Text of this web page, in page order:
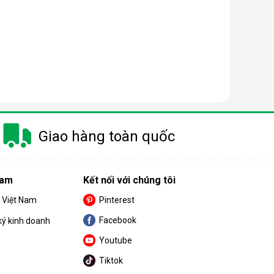
gian có diện tích nhỏ.
Giao hàng toàn quốc
Việt Nam
kinh doanh
Kết nối với chúng tôi
Pinterest
Facebook
Youtube
Tiktok